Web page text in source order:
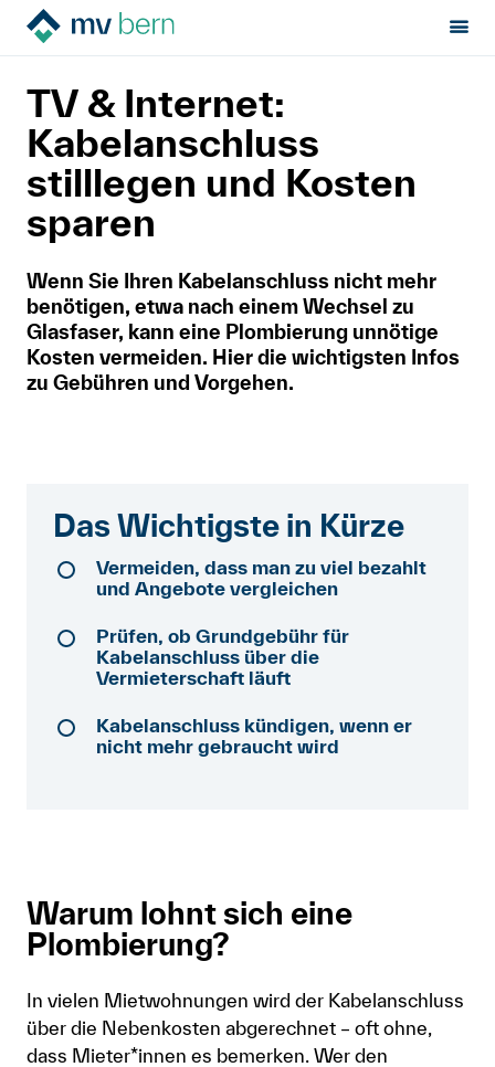
Mietrecht
Hilfe von Fachleuten
Politik & Positionen
Über uns
Français
Mitglied werden
Anmelden
TV & Internet:
Kabelanschluss
stilllegen und Kosten
sparen
Wenn Sie Ihren Kabelanschluss nicht mehr
benötigen, etwa nach einem Wechsel zu
Glasfaser, kann eine Plombierung unnötige
Kosten vermeiden. Hier die wichtigsten Infos
zu Gebühren und Vorgehen.
Das Wichtigste in Kürze
Vermeiden, dass man zu viel bezahlt
und Angebote vergleichen
Prüfen, ob Grundgebühr für
Kabelanschluss über die
Vermieterschaft läuft
Kabelanschluss kündigen, wenn er
nicht mehr gebraucht wird
Warum lohnt sich eine
Plombierung?
In vielen Mietwohnungen wird der Kabelanschluss
über die Nebenkosten abgerechnet – oft ohne,
dass Mieter*innen es bemerken. Wer den